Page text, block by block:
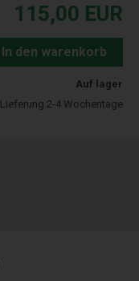
115,00 EUR
In den warenkorb
Auf lager
Lieferung 2-4 Wochentage